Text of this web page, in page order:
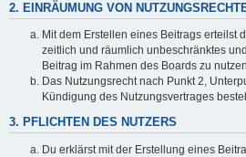
2. EINRÄUMUNG VON
Mit dem Erstellen eines Beitrags erteilst
zeitlich und räumlich unbeschränktes
Beitrag im Rahmen des Boards zu
Das Nutzungsrecht nach Punkt 2,
Kündigung des Nutzungsvertrages
3. PFLICHTEN DES NUTZERS
Du erklärst mit der Erstellung eines